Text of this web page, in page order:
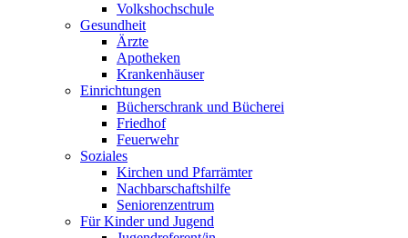
Volkshochschule
Gesundheit
Ärzte
Apotheken
Krankenhäuser
Einrichtungen
Bücherschrank und Bücherei
Friedhof
Feuerwehr
Soziales
Kirchen und Pfarrämter
Nachbarschaftshilfe
Seniorenzentrum
Für Kinder und Jugend